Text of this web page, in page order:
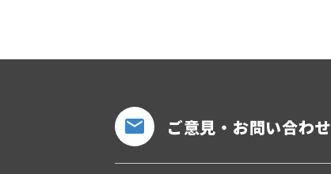
ご意見・お問い合わせ